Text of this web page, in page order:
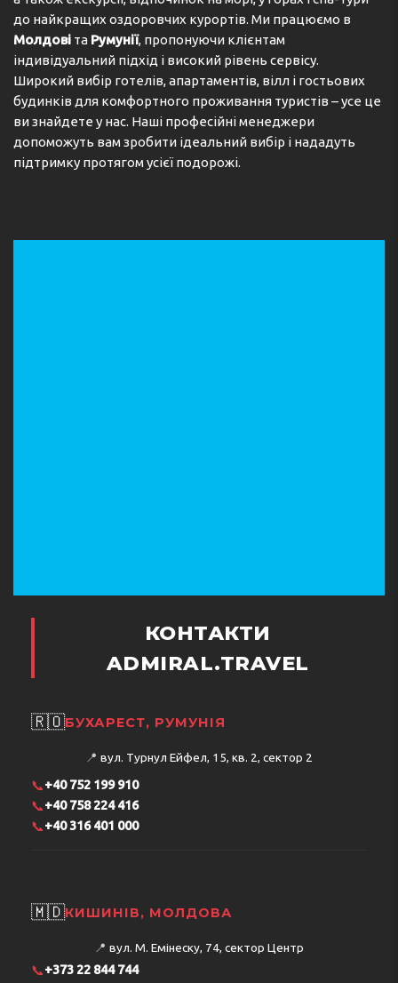
Safe / Сейф / Safeu
Soundproof Rooms /
Звукоизоляция номеров /
Camere izolate fonic
Disabled rooms / Номера
для инвалидов / Camere pentru
persoane cu mobilitate redusa
до найкращих оздоровчих курортів. Ми працюємо в
Молдові та Румунії, пропонуючи клієнтам
індивідуальний підхід і високий рівень сервісу.
Широкий вибір готелів, апартаментів, вілл і гостьових
будинків для комфортного проживання туристів – усе це
ви знайдете у нас. Наші професійні менеджери
допоможуть вам зробити ідеальний вибір і нададуть
підтримку протягом усієї подорожі.
КОНТАКТИ
ADMIRAL.TRAVEL
🇷🇴БУХАРЕСТ, РУМУНІЯ
📍 вул. Турнул Ейфел, 15, кв. 2, сектор 2
📞+40 752 199 910
📞+40 758 224 416
📞+40 316 401 000
🇲🇩КИШИНІВ, МОЛДОВА
📍 вул. М. Емінеску, 74, сектор Центр
📞+373 22 844 744